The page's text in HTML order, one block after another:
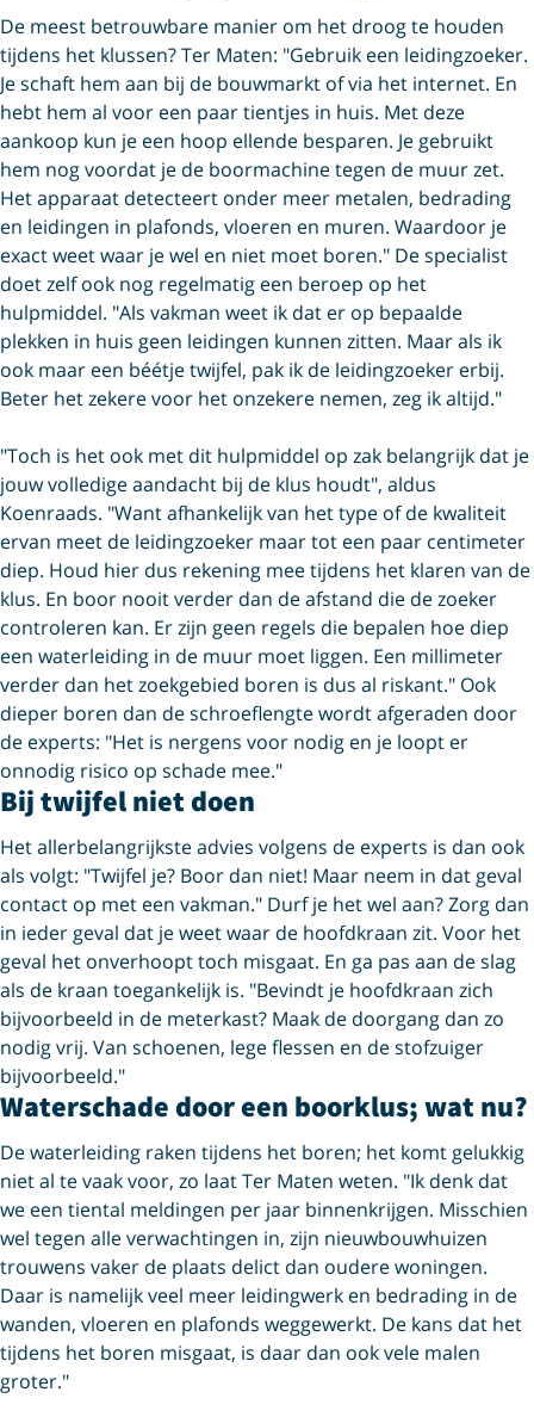
De meest betrouwbare manier om het droog te houden
tijdens het klussen? Ter Maten: "Gebruik een leidingzoeker.
Je schaft hem aan bij de bouwmarkt of via het internet. En
hebt hem al voor een paar tientjes in huis. Met deze
aankoop kun je een hoop ellende besparen. Je gebruikt
hem nog voordat je de boormachine tegen de muur zet.
Het apparaat detecteert onder meer metalen, bedrading
en leidingen in plafonds, vloeren en muren. Waardoor je
exact weet waar je wel en niet moet boren." De specialist
doet zelf ook nog regelmatig een beroep op het
hulpmiddel. "Als vakman weet ik dat er op bepaalde
plekken in huis geen leidingen kunnen zitten. Maar als ik
ook maar een béétje twijfel, pak ik de leidingzoeker erbij.
Beter het zekere voor het onzekere nemen, zeg ik altijd."
"Toch is het ook met dit hulpmiddel op zak belangrijk dat je
jouw volledige aandacht bij de klus houdt", aldus
Koenraads. "Want afhankelijk van het type of de kwaliteit
ervan meet de leidingzoeker maar tot een paar centimeter
diep. Houd hier dus rekening mee tijdens het klaren van de
klus. En boor nooit verder dan de afstand die de zoeker
controleren kan. Er zijn geen regels die bepalen hoe diep
een waterleiding in de muur moet liggen. Een millimeter
verder dan het zoekgebied boren is dus al riskant." Ook
dieper boren dan de schroeflengte wordt afgeraden door
de experts: "Het is nergens voor nodig en je loopt er
onnodig risico op schade mee."
Bij twijfel niet doen
Het allerbelangrijkste advies volgens de experts is dan ook
als volgt: "Twijfel je? Boor dan niet! Maar neem in dat geval
contact op met een vakman." Durf je het wel aan? Zorg dan
in ieder geval dat je weet waar de hoofdkraan zit. Voor het
geval het onverhoopt toch misgaat. En ga pas aan de slag
als de kraan toegankelijk is. "Bevindt je hoofdkraan zich
bijvoorbeeld in de meterkast? Maak de doorgang dan zo
nodig vrij. Van schoenen, lege flessen en de stofzuiger
bijvoorbeeld."
Waterschade door een boorklus; wat nu?
De waterleiding raken tijdens het boren; het komt gelukkig
niet al te vaak voor, zo laat Ter Maten weten. "Ik denk dat
we een tiental meldingen per jaar binnenkrijgen. Misschien
wel tegen alle verwachtingen in, zijn nieuwbouwhuizen
trouwens vaker de plaats delict dan oudere woningen.
Daar is namelijk veel meer leidingwerk en bedrading in de
wanden, vloeren en plafonds weggewerkt. De kans dat het
tijdens het boren misgaat, is daar dan ook vele malen
groter."